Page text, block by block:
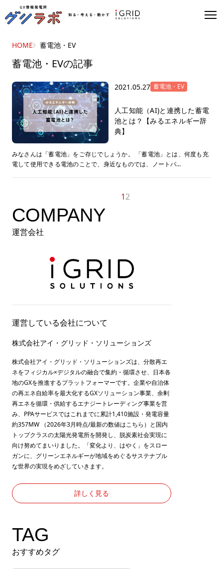
HOME 蓄電池・EV
蓄電池・EVの記事
2021.05.27 蓄電池・EV
人工知能（AI)と連携した蓄電
池とは？【みるエネルギー辞
典】
みなさんは「蓄電池」をご存じでしょうか。 「蓄電池」とは、何度も充
電して使用できる電池のことで、身近なものでは、ノートパ…
12
COMPANY
運営会社
運営している会社について
株式会社アイ・グリッド・ソリューションズ
株式会社アイ・グリッド・ソリューションズは、分散再エ
ネをフィジカル×デジタルの融合で集約・循環させ、日本各
地のGXを推進するプラットフォーマーです。企業や自治体
の再エネ自給率を最大化するGXソリューション事業、余剰
再エネを循環・供給するエナジートレーディング事業を営
み、PPAサービスではこれまでに累計1,410施設・発電容量
約357MW （2026年3月時点/最新の数値はこちら ）と国内
トップクラスの太陽光発電所を開発し、脱炭素社会実現に
向け努めてまいりました。「変化より、はやく」をスロー
ガンに、グリーンエネルギーが地域をめぐるサステナブル
な世界の実現をめざしていきます。
詳しく見る
TAG
おすすめタグ